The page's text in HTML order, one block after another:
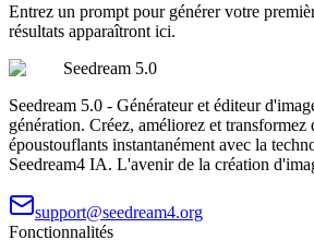
Entrez un prompt pour générer votre
résultats apparaîtront ici.
Seedream 5.0
Seedream 5.0 - Générateur et éditeur
génération. Créez, améliorez et transformez
époustouflants instantanément avec la
Seedream4 IA. L'avenir de la création
support@seedream4.org
Fonctionnalités